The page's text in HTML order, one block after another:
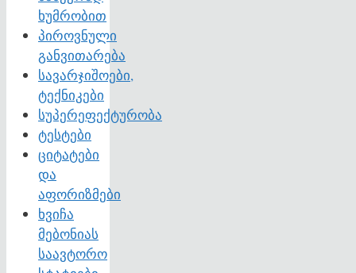
ხუმრობით
პიროვნული
განვითარება
სავარჯიშოები,
ტექნიკები
სუპერეფექტურობა
ტესტები
ციტატები
და
აფორიზმები
ხვიჩა
მებონიას
საავტორო